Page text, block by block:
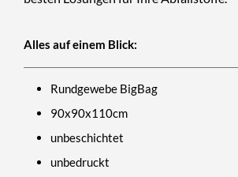
Alles auf einem Blick:
Rundgewebe BigBag
90x90x110cm
unbeschichtet
unbedruckt